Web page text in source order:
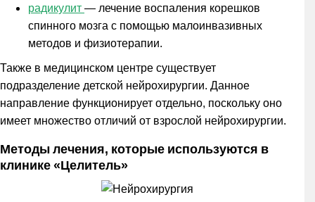
радикулит — лечение воспаления корешков
спинного мозга с помощью малоинвазивных
методов и физиотерапии.
Также в медицинском центре существует
подразделение детской нейрохирургии. Данное
направление функционирует отдельно, поскольку оно
имеет множество отличий от взрослой нейрохирургии.
Методы лечения, которые используются в
клинике «Целитель»